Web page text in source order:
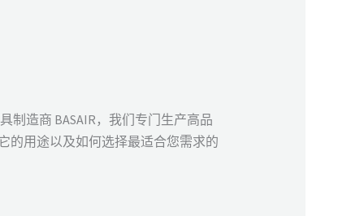
造商 BASAIR，我们专门生产高品
的用途以及如何选择最适合您需求的